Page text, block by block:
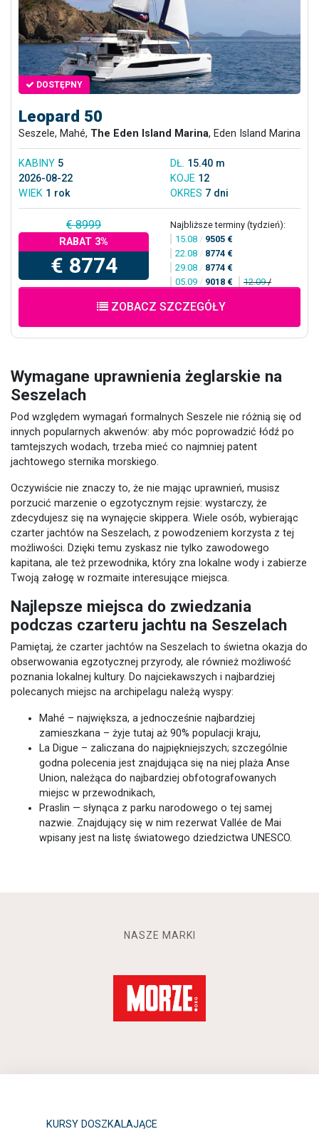
DOSTĘPNY
Leopard 50
Seszele, Mahé, The Eden Island Marina, Eden Island Marina
KABINY 5 DŁ. 15.40 m
2026-08-22
KOJE 12
WIEK 1 rok OKRES 7 dni
€ 8999
RABAT 3%
€ 8774
Najbliższe terminy (tydzień):
15.08 / 9505 €
22.08 / 8774 €
29.08 / 8774 €
05.09 / 9018 € 12.09/
ZOBACZ SZCZEGÓŁY
Wymagane uprawnienia żeglarskie na
Seszelach
Pod względem wymagań formalnych Seszele nie różnią się od
innych popularnych akwenów: aby móc poprowadzić łódź po
tamtejszych wodach, trzeba mieć co najmniej patent
jachtowego sternika morskiego.
Oczywiście nie znaczy to, że nie mając uprawnień, musisz
porzucić marzenie o egzotycznym rejsie: wystarczy, że
zdecydujesz się na wynajęcie skippera. Wiele osób, wybierając
czarter jachtów na Seszelach, z powodzeniem korzysta z tej
możliwości. Dzięki temu zyskasz nie tylko zawodowego
kapitana, ale też przewodnika, który zna lokalne wody i zabierze
Twoją załogę w rozmaite interesujące miejsca.
Najlepsze miejsca do zwiedzania
podczas czarteru jachtu na Seszelach
Pamiętaj, że czarter jachtów na Seszelach to świetna okazja do
obserwowania egzotycznej przyrody, ale również możliwość
poznania lokalnej kultury. Do najciekawszych i najbardziej
polecanych miejsc na archipelagu należą wyspy:
Mahé – największa, a jednocześnie najbardziej
zamieszkana – żyje tutaj aż 90% populacji kraju,
La Digue – zaliczana do najpiękniejszych; szczególnie
godna polecenia jest znajdująca się na niej plaża Anse
Union, należąca do najbardziej obfotografowanych
miejsc w przewodnikach,
Praslin — słynąca z parku narodowego o tej samej
nazwie. Znajdujący się w nim rezerwat Vallée de Mai
wpisany jest na listę światowego dziedzictwa UNESCO.
NASZE MARKI
KURSY DOSZKALAJĄCE